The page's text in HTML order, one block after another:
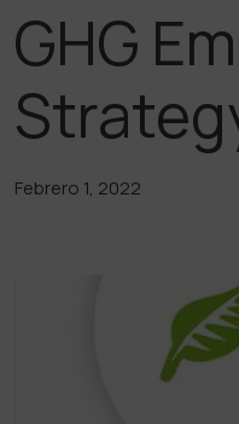
GHG
Febrero 1, 2022